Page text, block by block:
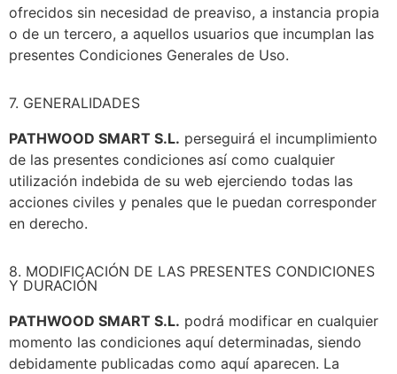
ofrecidos sin necesidad de preaviso, a instancia propia
o de un tercero, a aquellos usuarios que incumplan las
presentes Condiciones Generales de Uso.
7. GENERALIDADES
PATHWOOD SMART S.L. perseguirá el incumplimiento
de las presentes condiciones así como cualquier
utilización indebida de su web ejerciendo todas las
acciones civiles y penales que le puedan corresponder
en derecho.
8. MODIFICACIÓN DE LAS PRESENTES CONDICIONES
Y DURACIÓN
PATHWOOD SMART S.L. podrá modificar en cualquier
momento las condiciones aquí determinadas, siendo
debidamente publicadas como aquí aparecen. La